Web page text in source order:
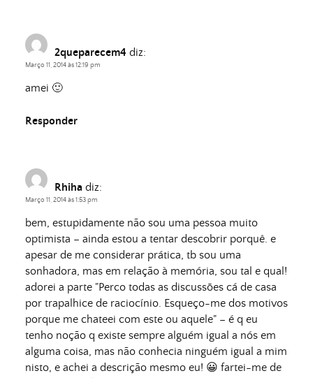
2queparecem4 diz:
Março 11, 2014 às 12:19 pm
amei 🙂
Responder
Rhiha diz:
Março 11, 2014 às 1:53 pm
bem, estupidamente não sou uma pessoa muito
optimista – ainda estou a tentar descobrir porquê. e
apesar de me considerar prática, tb sou uma
sonhadora, mas em relação à memória, sou tal e qual!
adorei a parte "Perco todas as discussões cá de casa
por trapalhice de raciocínio. Esqueço-me dos motivos
porque me chateei com este ou aquele" – é q eu
tenho noção q existe sempre alguém igual a nós em
alguma coisa, mas não conhecia ninguém igual a mim
nisto, e achei a descrição mesmo eu! 😀 fartei-me de